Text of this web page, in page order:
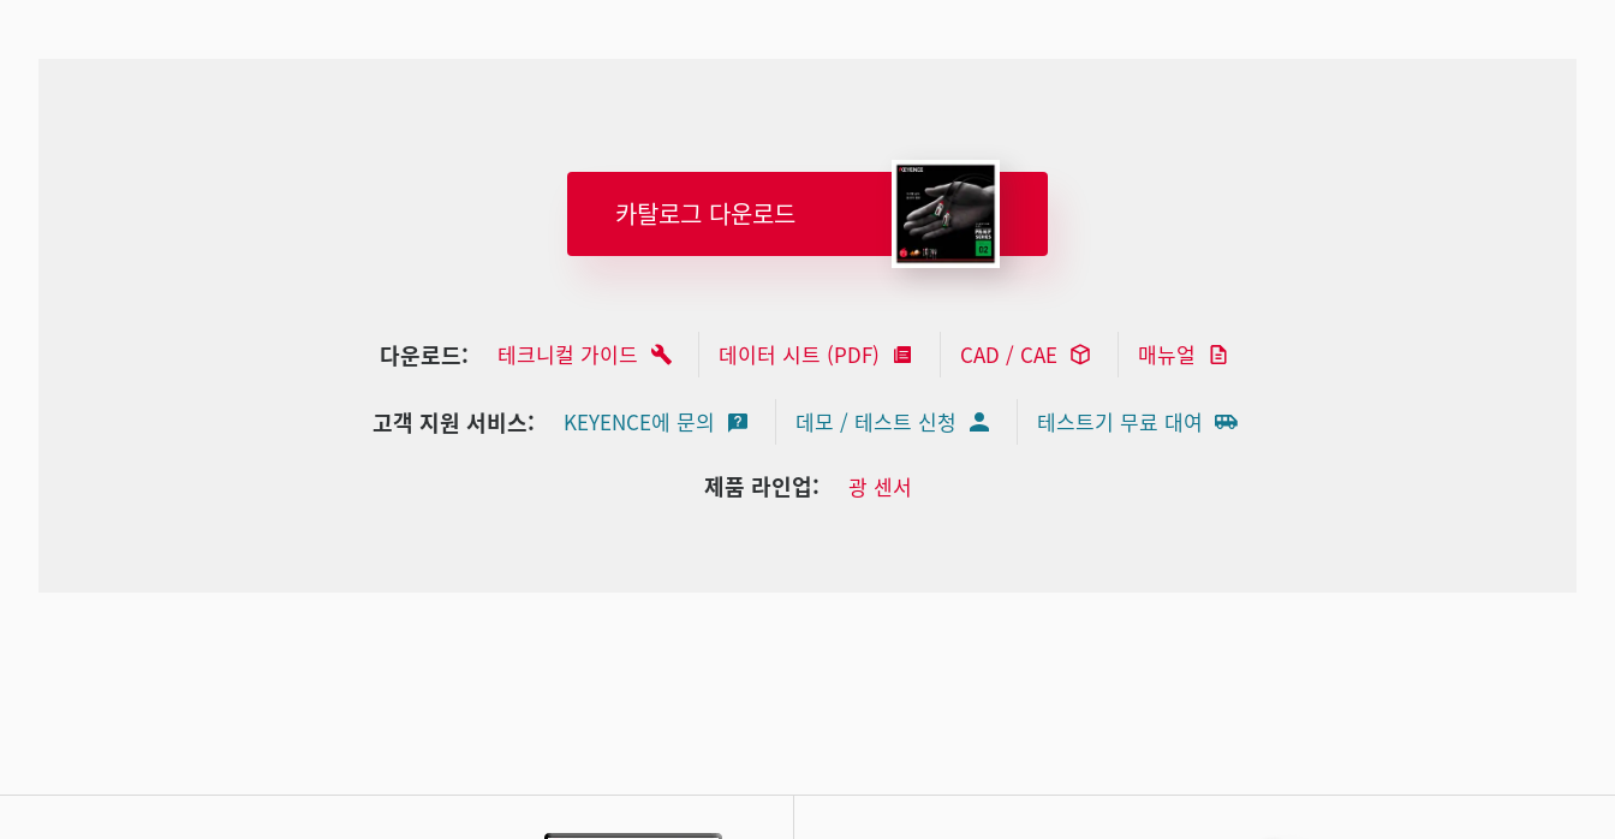
카탈로그 다운로드
다운로드: 테크니컬 가이드 데이터 시트 (PDF) CAD / CAE 매뉴얼
고객 지원 서비스: KEYENCE에 문의 데모 / 테스트 신청 테스트기 무료 대여
제품 라인업: 광 센서